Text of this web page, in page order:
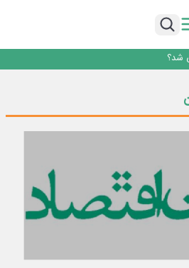
شد؟
در بن‌بست باقی می‌مانند
شد؟